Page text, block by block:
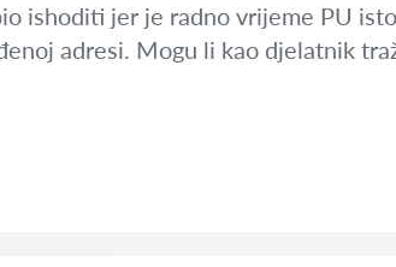
ishoditi jer je radno vrijeme PU
adresi. Mogu li kao djelatnik